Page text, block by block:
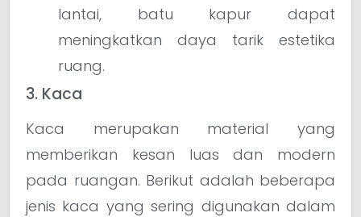
lantai, batu kapur dapat
meningkatkan daya tarik estetika
ruang.
3. Kaca
Kaca merupakan material yang
memberikan kesan luas dan modern
pada ruangan. Berikut adalah beberapa
jenis kaca yang sering digunakan dalam